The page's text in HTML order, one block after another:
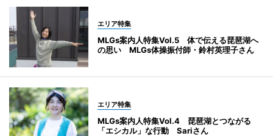
エリア特集
MLGs案内人特集Vol.5 体で伝える琵琶湖へ
の思い MLGs体操振付師・鈴村英理子さん
エリア特集
MLGs案内人特集Vol.4 琵琶湖とつながる
「エシカル」な行動 Sariさん